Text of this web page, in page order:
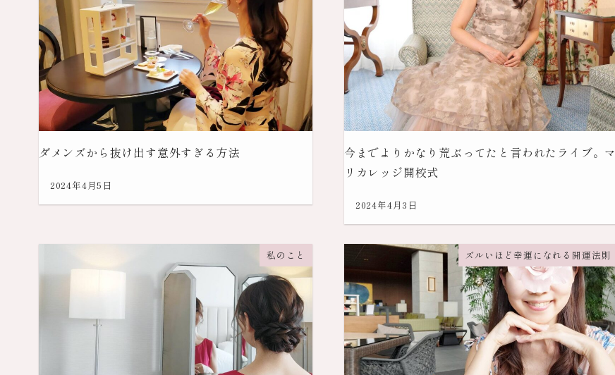
ダメンズから抜け出す意外すぎる方法
2024年4月5日
今までよりかなり荒ぶってたと言われたライブ。マ
リカレッジ開校式
2024年4月3日
私のこと ズルいほど幸運になれる開運法則